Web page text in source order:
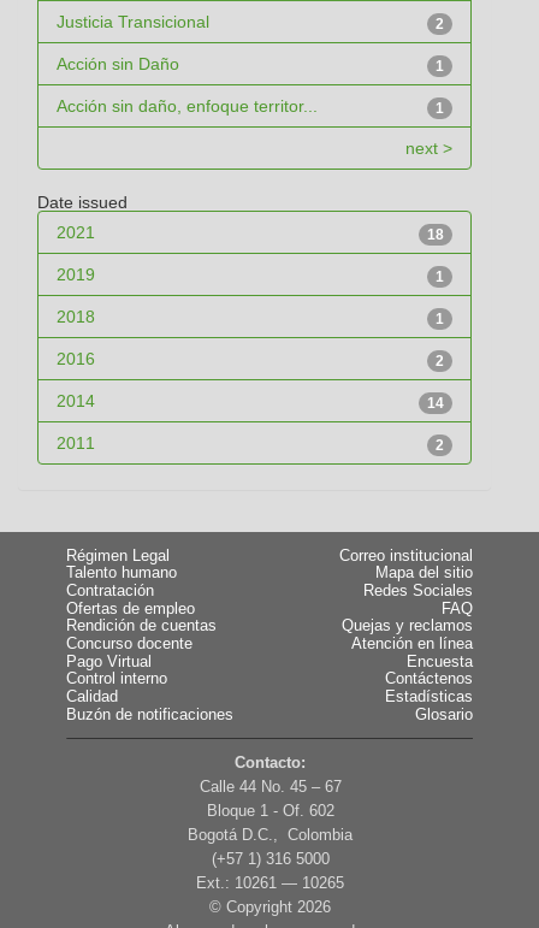
2
Justicia Transicional
1
Acción sin Daño
1
Acción sin daño, enfoque territor...
next >
Date issued
18
2021
1
2019
1
2018
2
2016
14
2014
2
2011
Régimen Legal
Talento humano
Contratación
Ofertas de empleo
Rendición de cuentas
Concurso docente
Pago Virtual
Control interno
Calidad
Buzón de notificaciones
Correo institucional
Mapa del sitio
Redes Sociales
FAQ
Quejas y reclamos
Atención en línea
Encuesta
Contáctenos
Estadísticas
Glosario
Contacto:
Calle 44 No. 45 – 67
Bloque 1 - Of. 602
Bogotá D.C., Colombia
(+57 1) 316 5000
Ext.: 10261 — 10265
© Copyright 2026